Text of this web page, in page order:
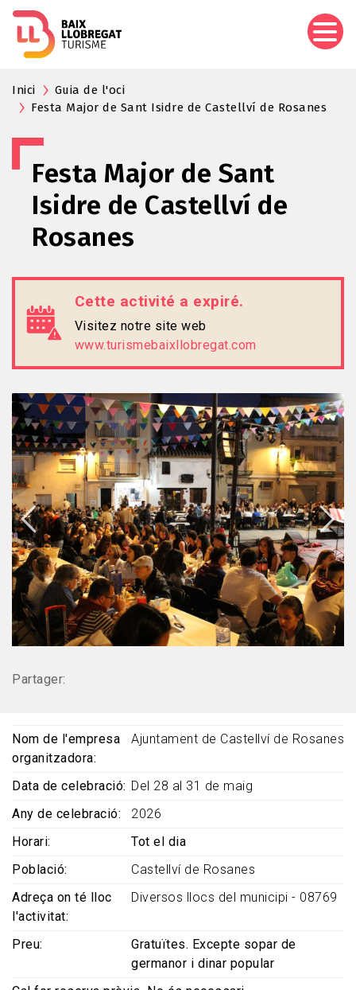
Inici
Guia de l'oci
Festa Major de Sant Isidre de Castellví de Rosanes
Festa Major de Sant
Isidre de Castellví de
Rosanes
Cette activité a expiré.
Visitez notre site web
www.turismebaixllobregat.com
Partager:
Nom de l'empresa
organitzadora
Ajuntament de Castellví de Rosanes
Data de celebració
Del 28 al 31 de maig
Any de celebració
2026
Horari
Tot el dia
Població
Castellví de Rosanes
Adreça on té lloc
l'activitat
Diversos llocs del municipi - 08769
Preu
Gratuïtes. Excepte sopar de
germanor i dinar popular